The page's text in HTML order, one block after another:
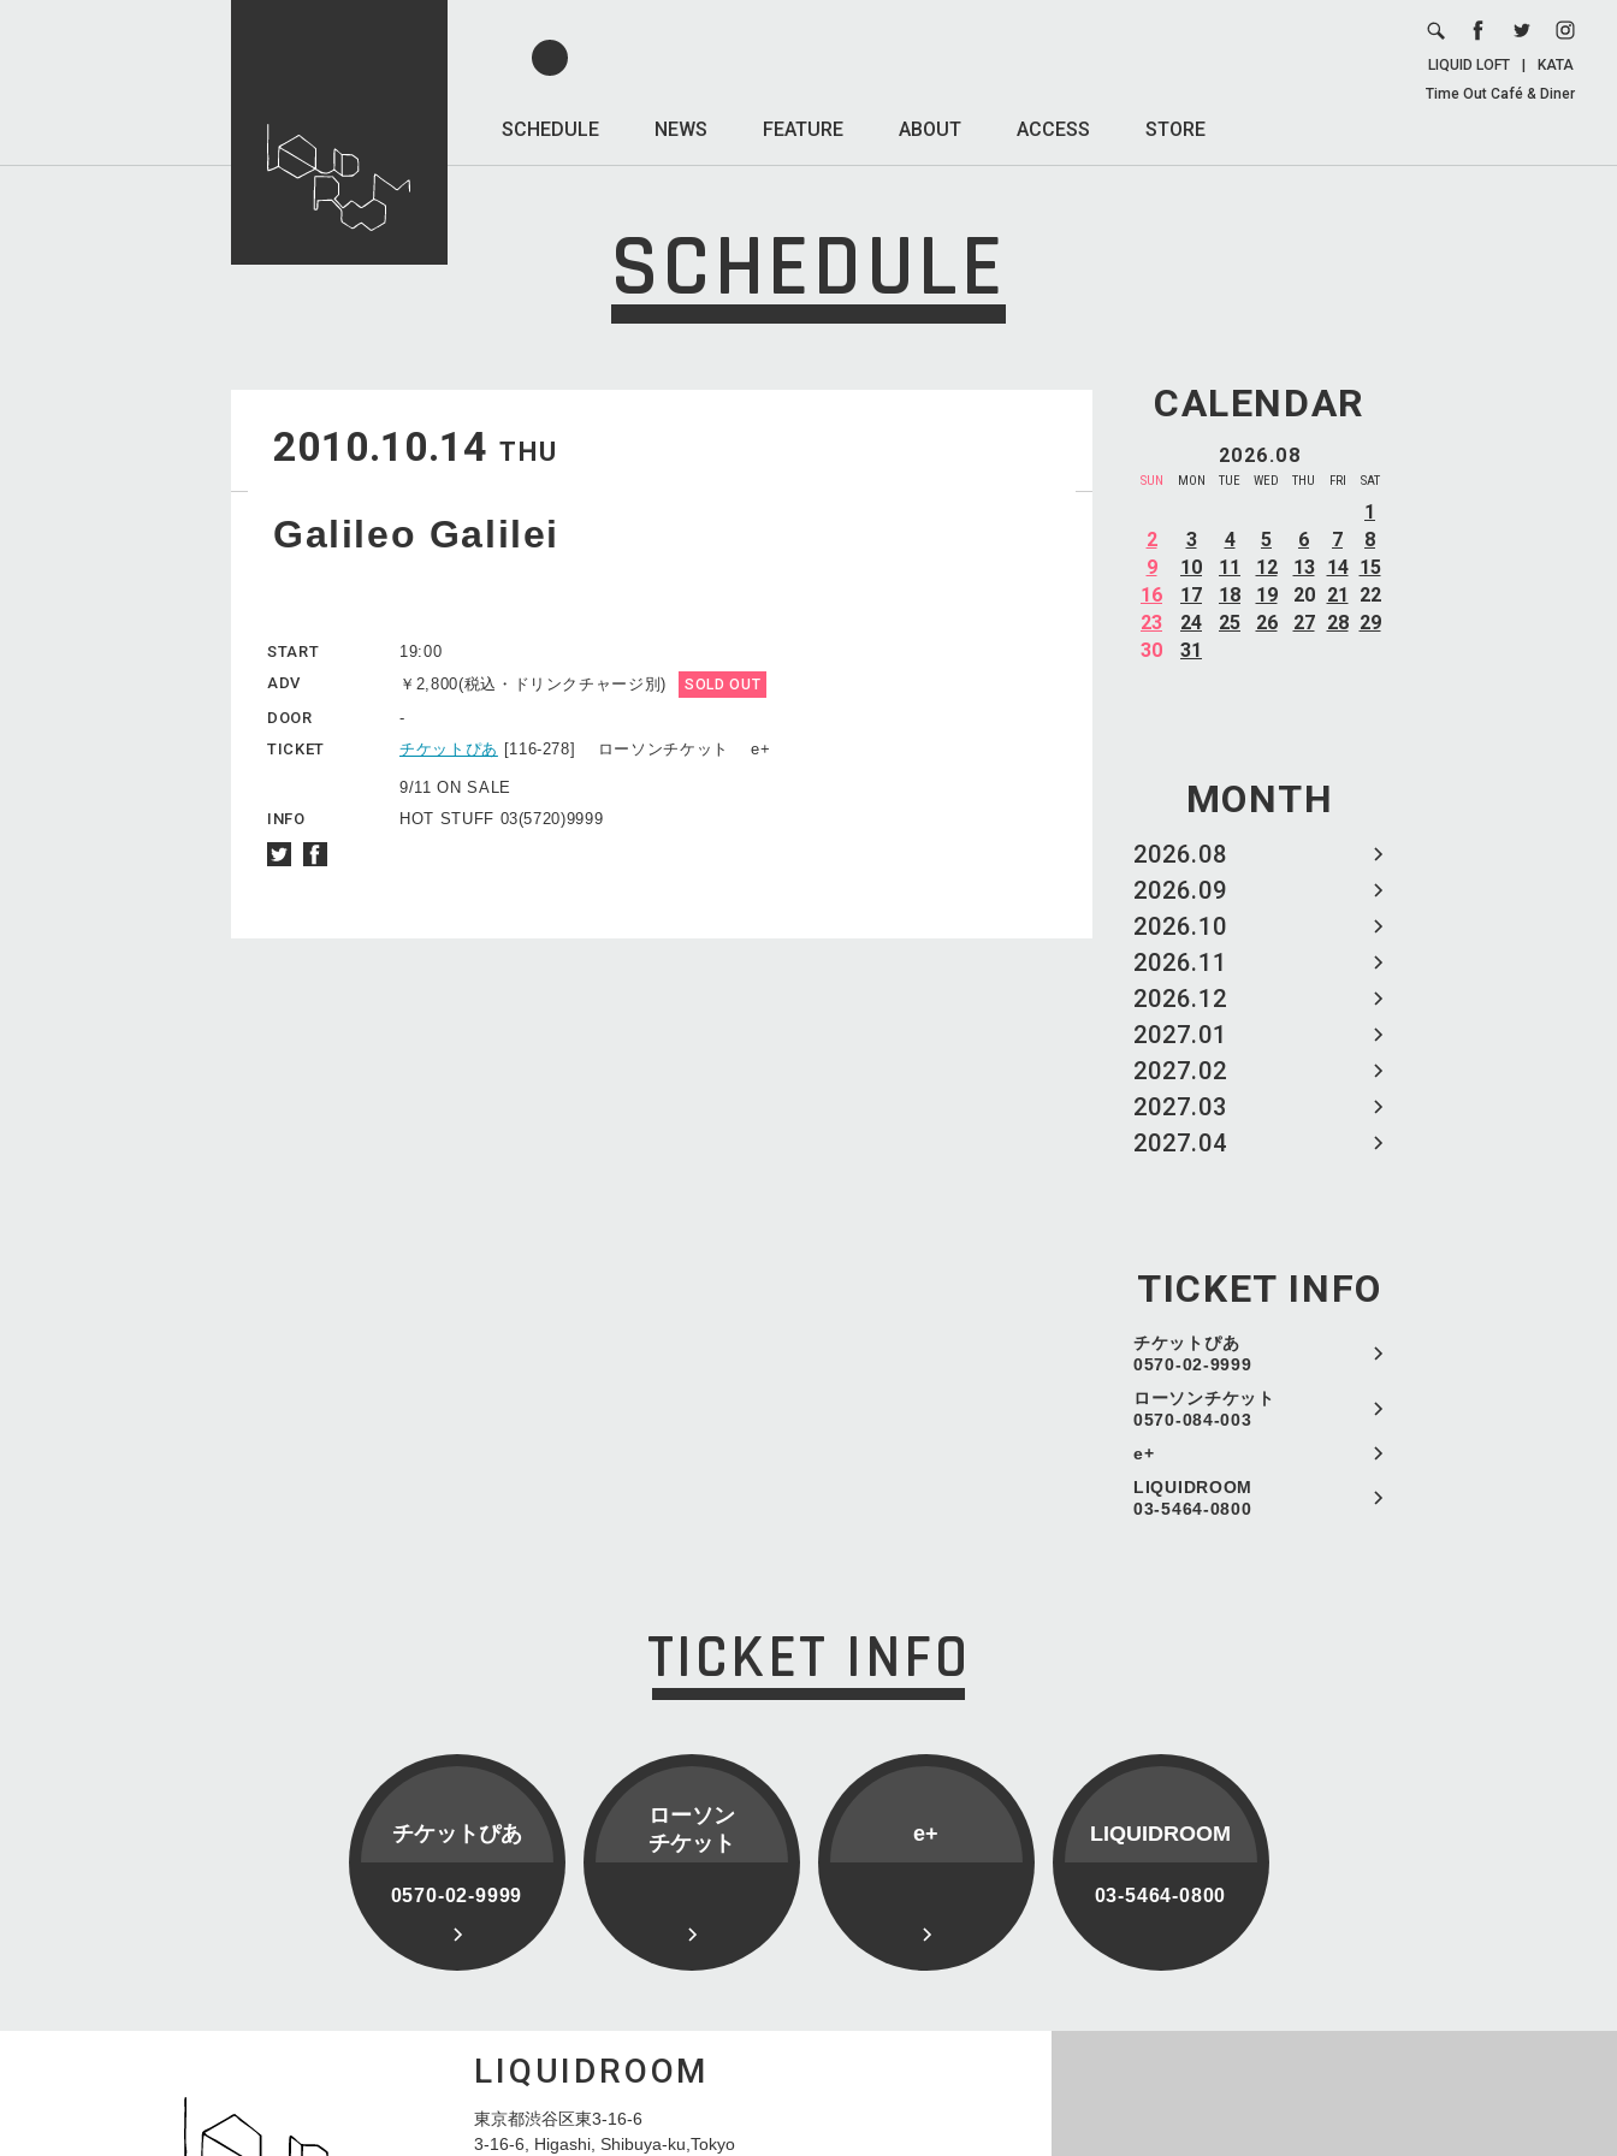
SCHEDULE NEWS FEATURE ABOUT ACCESS STORE
LIQUID LOFT
KATA
Time Out Café & Diner
SCHEDULE
CALENDAR
2026.08
SUN MON TUE WED THU FRI SAT
1
2
3 4 5 6 7
8
9
10 11 12 13 14 15
16
17 18 19 20 21
22
23
24 25 26 27 28 29
30
31
MONTH
2026.08
2026.09
2026.10
2026.11
2026.12
2027.01
2027.02
2027.03
2027.04
TICKET INFO
チケットぴあ
0570-02-9999
ローソンチケット
0570-084-003
e+
LIQUIDROOM
03-5464-0800
2010.10.14 THU
Galileo Galilei
START
19:00
ADV
￥2,800(税込・ドリンクチャージ別) SOLD OUT
DOOR
-
TICKET
チケットぴあ [116-278] ローソンチケット e+
9/11 ON SALE
INFO
HOT STUFF 03(5720)9999
TICKET INFO
チケットぴあ
0570-02-9999
ローソン
チケット
e+ LIQUIDROOM
03-5464-0800
LIQUIDROOM
東京都渋谷区東3-16-6
3-16-6, Higashi, Shibuya-ku,Tokyo